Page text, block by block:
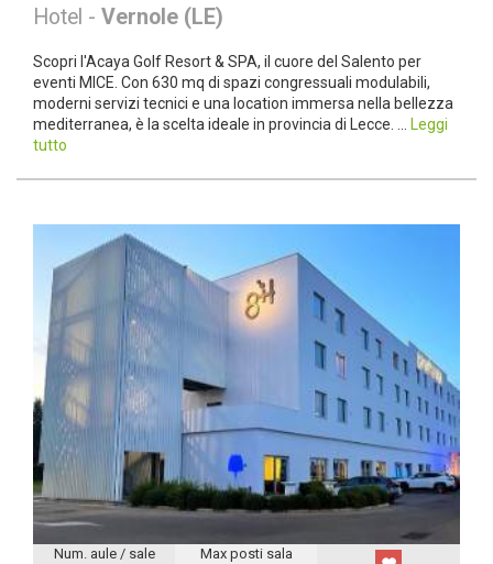
Hotel - Vernole (LE)
Scopri l'Acaya Golf Resort & SPA, il cuore del Salento per
eventi MICE. Con 630 mq di spazi congressuali modulabili,
moderni servizi tecnici e una location immersa nella bellezza
mediterranea, è la scelta ideale in provincia di Lecce. ...
Leggi
tutto
Num. aule / sale
Max posti sala